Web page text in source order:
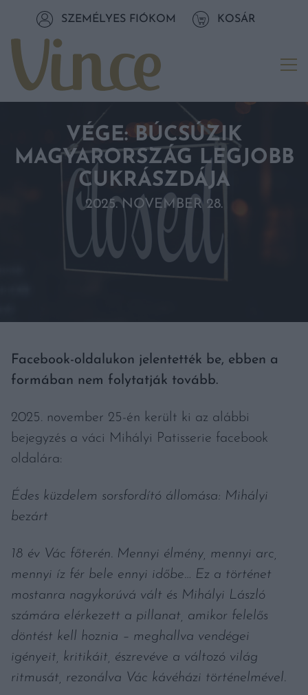
Tovább a tartalomhozSZEMÉLYES FIÓKOM KOSÁR
VÉGE: BÚCSÚZIK
MAGYARORSZÁG LEGJOBB
CUKRÁSZDÁJA
2025. NOVEMBER 28.
Facebook-oldalukon jelentették be, ebben a
formában nem folytatják tovább.
2025. november 25-én került ki az alábbi
bejegyzés a váci Mihályi Patisserie facebook
oldalára:
Édes küzdelem sorsfordító állomása: Mihályi
bezárt
18 év Vác főterén. Mennyi élmény, mennyi arc,
mennyi íz fér bele ennyi időbe… Ez a történet
mostanra nagykorúvá vált és Mihályi László
számára elérkezett a pillanat, amikor felelős
döntést kell hoznia – meghallva vendégei
igényeit, kritikáit, észrevéve a változó világ
ritmusát, rezonálva Vác kávéházi történelmével.